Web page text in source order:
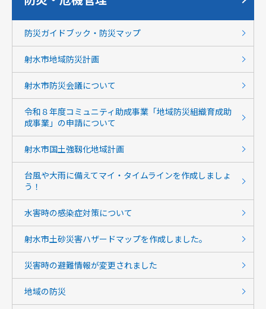
防災ガイドブック・防災マップ
射水市地域防災計画
射水市防災会議について
令和８年度コミュニティ助成事業「地域防災組織育成助
成事業」の申請について
射水市国土強靱化地域計画
台風や大雨に備えてマイ・タイムラインを作成しましょ
う！
水害時の感染症対策について
射水市土砂災害ハザードマップを作成しました。
災害時の避難情報が変更されました
地域の防災